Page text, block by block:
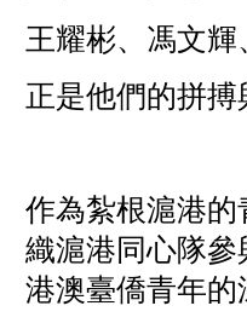
王耀彬、馮文
正是他們的拼
作為紮根滬港
織滬港同心隊
港澳臺僑青年的